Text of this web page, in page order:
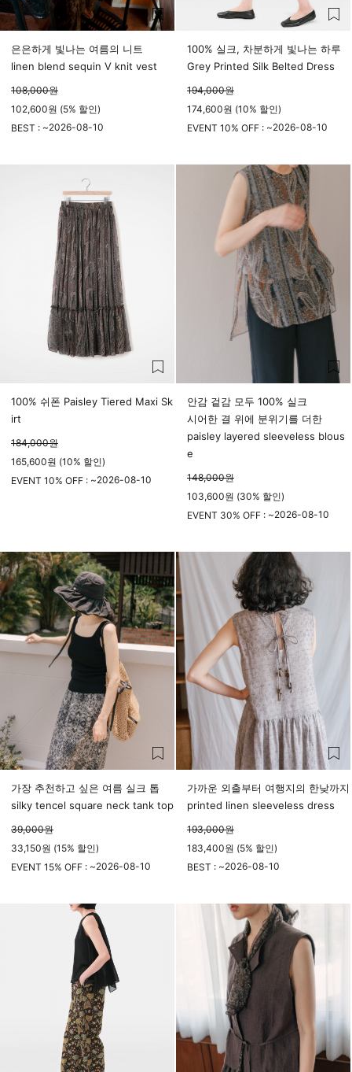
은은하게 빛나는 여름의 니트
linen blend sequin V knit vest
108,000원
102,600원 (5% 할인)
BEST : ~2026-08-10
100% 실크, 차분하게 빛나는 하루
Grey Printed Silk Belted Dress
194,000원
174,600원 (10% 할인)
EVENT 10% OFF : ~2026-08-10
100% 쉬폰 Paisley Tiered Maxi Sk
irt
184,000원
165,600원 (10% 할인)
EVENT 10% OFF : ~2026-08-10
안감 겉감 모두 100% 실크
시어한 결 위에 분위기를 더한
paisley layered sleeveless blous
e
148,000원
103,600원 (30% 할인)
EVENT 30% OFF : ~2026-08-10
가장 추천하고 싶은 여름 실크 톱
silky tencel square neck tank top
39,000원
33,150원 (15% 할인)
EVENT 15% OFF : ~2026-08-10
가까운 외출부터 여행지의 한낮까지
printed linen sleeveless dress
193,000원
183,400원 (5% 할인)
BEST : ~2026-08-10